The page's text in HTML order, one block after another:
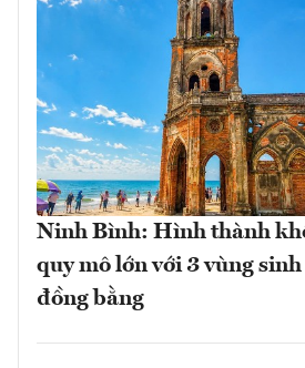
Ninh Bình: Hình thành
quy mô lớn với 3 vùng
đồng bằng